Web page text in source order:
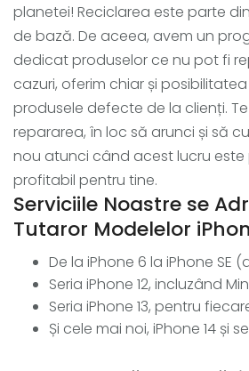
planetei! Reciclarea este parte
de bază. De aceea, avem un
dedicat produselor ce nu pot fi
cazuri, oferim chiar și
produsele defecte de la clienți.
repararea, în loc să arunci și să
nou atunci când acest lucru este
profitabil pentru tine.
Serviciile Noastre se
Tutaror Modelelor
De la iPhone 6 la iPhone SE
Seria iPhone 12, incluzând
Seria iPhone 13, pentru
Și cele mai noi, iPhone 14 și